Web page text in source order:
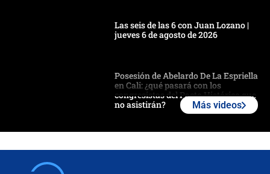
Las seis de las 6 con Juan Lozano |
jueves 6 de agosto de 2026
Posesión de Abelardo De La Espriella
en Cali: ¿qué pasará con los
congresistas del Pacto Histórico que
no asistirán?
Más videos